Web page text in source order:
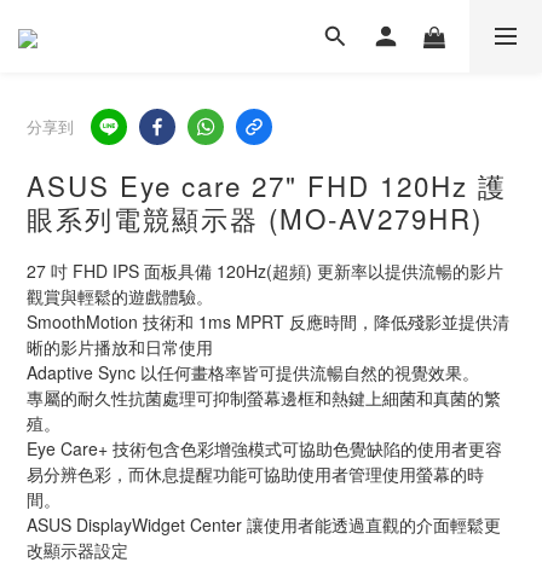
分享到
ASUS Eye care 27" FHD 120Hz 護
眼系列電競顯示器 (MO-AV279HR)
27 吋 FHD IPS 面板具備 120Hz(超頻) 更新率以提供流暢的影片
觀賞與輕鬆的遊戲體驗。
SmoothMotion 技術和 1ms MPRT 反應時間，降低殘影並提供清
晰的影片播放和日常使用
Adaptive Sync 以任何畫格率皆可提供流暢自然的視覺效果。
專屬的耐久性抗菌處理可抑制螢幕邊框和熱鍵上細菌和真菌的繁
殖。
Eye Care+ 技術包含色彩增強模式可協助色覺缺陷的使用者更容
易分辨色彩，而休息提醒功能可協助使用者管理使用螢幕的時
間。
ASUS DisplayWidget Center 讓使用者能透過直觀的介面輕鬆更
改顯示器設定